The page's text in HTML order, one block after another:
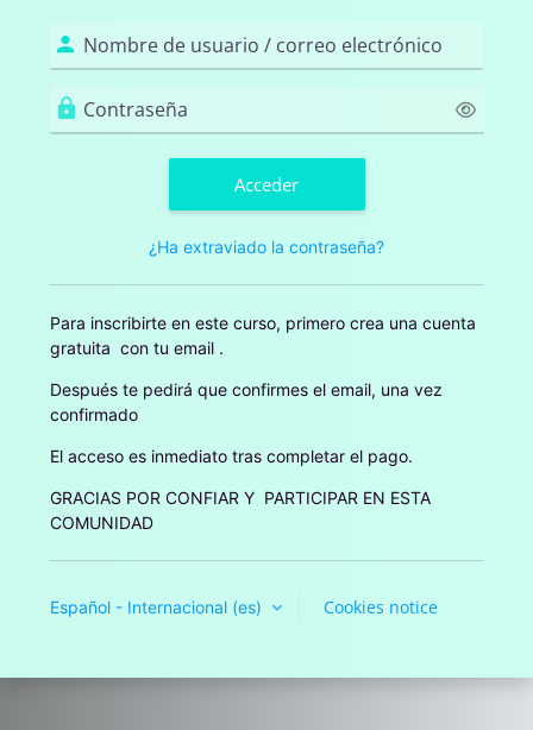
Nombre de usuario / correo
Acceder
¿Ha extraviado la contraseña?
Para inscribirte en este curso, primero crea una cuenta
gratuita con tu email .
Después te pedirá que confirmes el email, una vez
confirmado
El acceso es inmediato tras completar el pago.
GRACIAS POR CONFIAR Y PARTICIPAR EN ESTA
COMUNIDAD
Español - Internacional ‎(es)‎ Cookies notice